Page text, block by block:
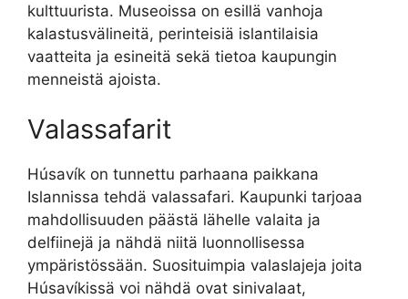
kulttuurista. Museoissa on esillä vanhoja
kalastusvälineitä, perinteisiä islantilaisia
vaatteita ja esineitä sekä tietoa kaupungin
menneistä ajoista.
Valassafarit
Húsavík on tunnettu parhaana paikkana
Islannissa tehdä valassafari. Kaupunki tarjoaa
mahdollisuuden päästä lähelle valaita ja
delfiinejä ja nähdä niitä luonnollisessa
ympäristössään. Suosituimpia valaslajeja joita
Húsavíkissä voi nähdä ovat sinivalaat,